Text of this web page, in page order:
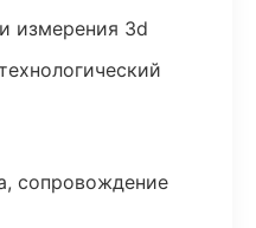
измерения 3d
сопровождение